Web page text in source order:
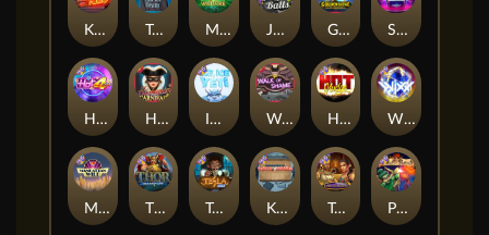
Manhattan Goes Wild
Kiss My Chainsaw Tractor Beam
Hot Nudge
Starstruck
Tomb of Nefertiti
Golden Genie And The Walking Wilds
Tesla Jolt
Mayan Magic Wildfire
WiXX
Hot 4 Cash
Jingle Balls
Harlequin Carnival Walk of Shame
Kitchen Drama: Sushi Mania Pixies vs Pirates
Thor: Hammer Time
Ice Ice Yeti